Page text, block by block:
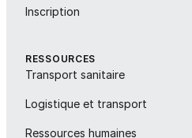
Inscription
RESSOURCES
Transport sanitaire
Logistique et transport
Ressources humaines